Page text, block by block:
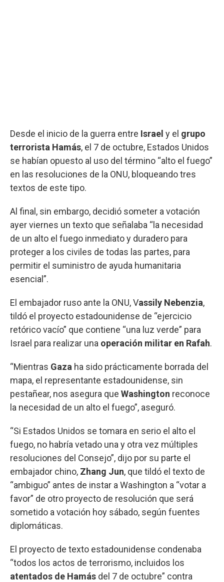
Desde el inicio de la guerra entre Israel y el grupo
terrorista Hamás, el 7 de octubre, Estados Unidos
se habían opuesto al uso del término “alto el fuego”
en las resoluciones de la ONU, bloqueando tres
textos de este tipo.
Al final, sin embargo, decidió someter a votación
ayer viernes un texto que señalaba “la necesidad
de un alto el fuego inmediato y duradero para
proteger a los civiles de todas las partes, para
permitir el suministro de ayuda humanitaria
esencial”.
El embajador ruso ante la ONU, Vassily Nebenzia,
tildó el proyecto estadounidense de “ejercicio
retórico vacío” que contiene “una luz verde” para
Israel para realizar una operación militar en Rafah.
“Mientras Gaza ha sido prácticamente borrada del
mapa, el representante estadounidense, sin
pestañear, nos asegura que Washington reconoce
la necesidad de un alto el fuego”, aseguró.
“Si Estados Unidos se tomara en serio el alto el
fuego, no habría vetado una y otra vez múltiples
resoluciones del Consejo”, dijo por su parte el
embajador chino, Zhang Jun, que tildó el texto de
“ambiguo” antes de instar a Washington a “votar a
favor” de otro proyecto de resolución que será
sometido a votación hoy sábado, según fuentes
diplomáticas.
El proyecto de texto estadounidense condenaba
“todos los actos de terrorismo, incluidos los
atentados de Hamás del 7 de octubre” contra